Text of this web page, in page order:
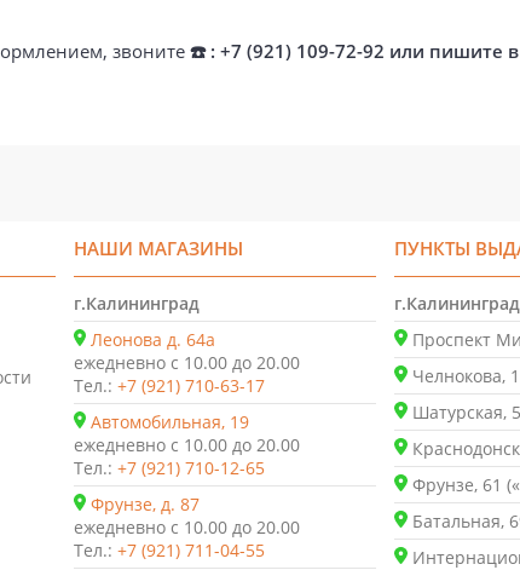
звоните☎️ : +7 (921) 109-72-92 или пишите в
НАШИ МАГАЗИНЫ
г.Калининград
Леонова д. 64а
ежедневно с 10.00 до 20.00
Тел.: +7 (921) 710-63-17
Автомобильная, 19
ежедневно с 10.00 до 20.00
Тел.: +7 (921) 710-12-65
Фрунзе, д. 87
ежедневно с 10.00 до 20.00
Тел.: +7 (921) 711-04-55
ПУНКТЫ
г.Калининград
Проспект
Челнокова,
Шатурская,
Фрунзе, 61
Батальная,